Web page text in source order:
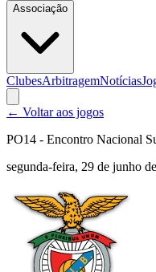
Associação
ClubesArbitragemNotícias
← Voltar aos jogos
PO14 - Encontro Nacional
segunda-feira, 29 de junho